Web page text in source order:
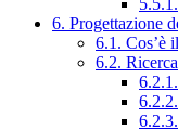
6. Progettazione
6.1. Cos’è
6.2.